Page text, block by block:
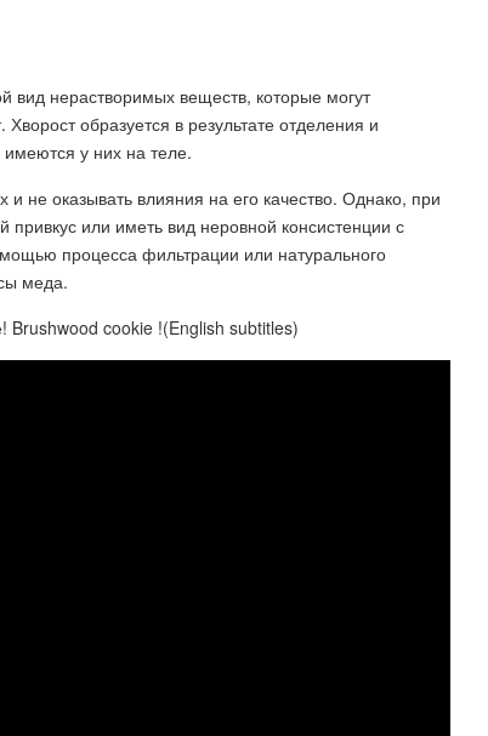
вид нерастворимых веществ, которые могут
образуется в результате отделения и
у них на теле.
не оказывать влияния на его качество. Однако, при
или иметь вид неровной консистенции с
процесса фильтрации или натурального
меда.
cookie !(English subtitles)